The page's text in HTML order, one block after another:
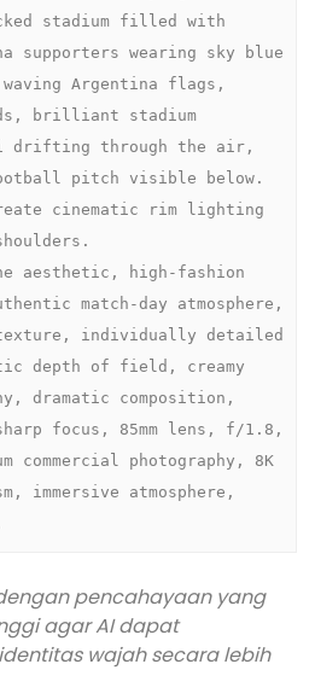
stadium filled with
supporters wearing sky blue
Argentina flags,
brilliant stadium
drifting through the air,
pitch visible below.
cinematic rim lighting
aesthetic, high-fashion
match-day atmosphere,
individually detailed
depth of field, creamy
dramatic composition,
focus, 85mm lens, f/1.8,
commercial photography, 8K
immersive atmosphere,
pencahayaan yang
agar AI dapat
wajah secara lebih